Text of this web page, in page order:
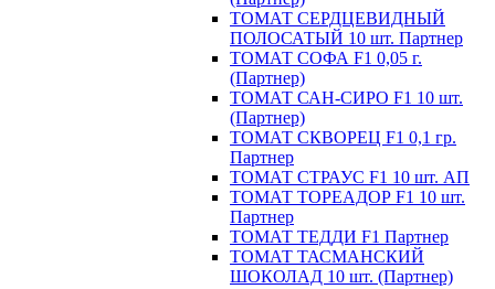
ТОМАТ СЕРДЦЕВИДНЫЙ
ПОЛОСАТЫЙ 10 шт. Партнер
ТОМАТ СОФА F1 0,05 г.
(Партнер)
ТОМАТ САН-СИРО F1 10 шт.
(Партнер)
ТОМАТ СКВОРЕЦ F1 0,1 гр.
Партнер
ТОМАТ СТРАУС F1 10 шт. АП
ТОМАТ ТОРЕАДОР F1 10 шт.
Партнер
ТОМАТ ТЕДДИ F1 Партнер
ТОМАТ ТАСМАНСКИЙ
ШОКОЛАД 10 шт. (Партнер)